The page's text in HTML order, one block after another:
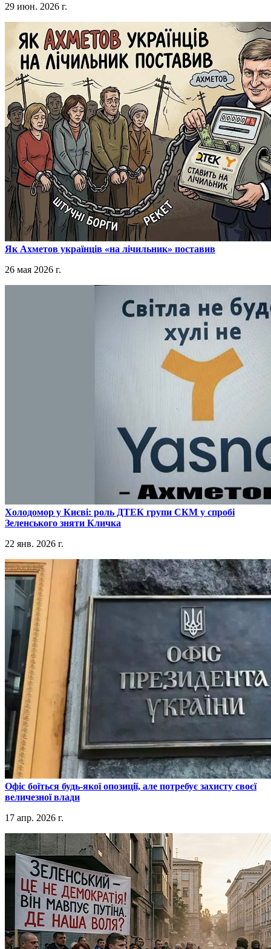
29 июн. 2026 г.
​Як Ахметов українців «на лічильник» поставив
26 мая 2026 г.
​Холодомор у Києві: роль ДТЕК групи СКМ у спробі
Зеленського зняти Кличка
22 янв. 2026 г.
​Офіс боїться будь-якої опозиції, але потребує захисту своєї
величезної влади
17 апр. 2026 г.